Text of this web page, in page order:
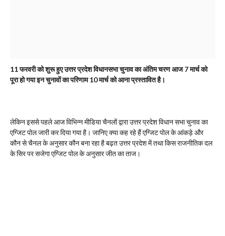
11 फरवरी को शुरू हुए उत्तर प्रदेश विधानसभा चुनाव का अंतिम चरण आज 7 मार्च को
पूरा हो गया इन चुनावों का परिणाम 10 मार्च को आना प्रस्तावित है।
लेकिन इससे पहले आज विभिन्न मीडिया चैनलों द्वारा उत्तर प्रदेश विधान सभा चुनाव का
एग्जिट पोल जारी कर दिया गया है। जानिए क्या कह रहे हैं एग्जिट पोल के आंकड़े और
कौन से चैनल के अनुसार कौन बना रहा है बढ़त उत्तर प्रदेश में तथा किस राजनीतिक दल
के सिर पर सजेगा एग्जिट पोल के अनुसार जीत का ताज।